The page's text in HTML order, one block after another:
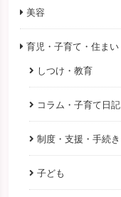
美容
育児・子育て・住まい
しつけ・教育
コラム・子育て日記
制度・支援・手続き
子ども